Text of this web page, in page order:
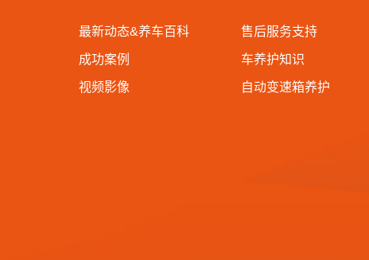
最新动态&养车百科
成功案例
视频影像
售后服务支持
车养护知识
自动变速箱养护